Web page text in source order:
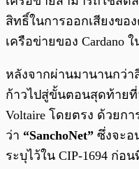
สิทธิ์ในการออกเสียงขอ
เครือข่ายของ Cardano
หลังจากผ่านมานานกว่า
ก้าวไปสู่ขั้นตอนสุดท้าย
Voltaire โดยตรง ด้วยกา
ว่า “SanchoNet” ซึ่งจะ
ระบุไว้ใน CIP-1694 ก่อ